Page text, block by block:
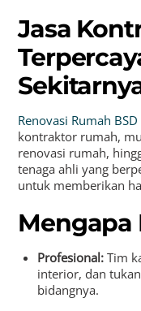
Jasa
Renovasi Rumah BSD
kontraktor rumah,
renovasi rumah,
tenaga ahli yang
untuk memberikan
Mengapa
Profesional: Tim
interior, dan
bidangnya.